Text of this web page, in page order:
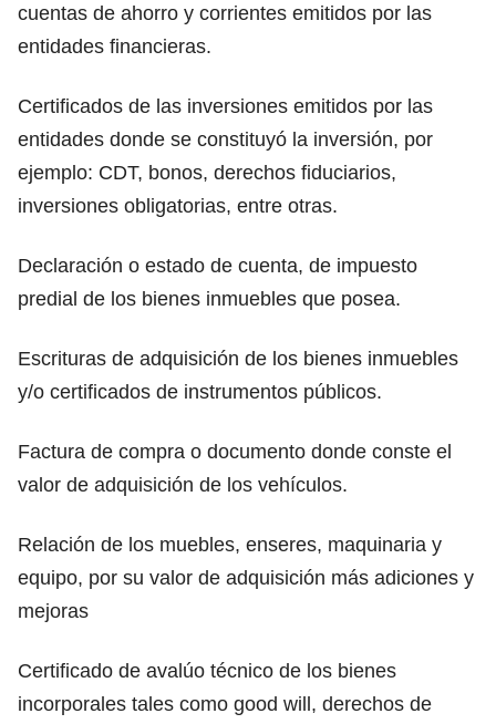
cuentas de ahorro y corrientes emitidos por las
entidades financieras.
Certificados de las inversiones emitidos por las
entidades donde se constituyó la inversión, por
ejemplo: CDT, bonos, derechos fiduciarios,
inversiones obligatorias, entre otras.
Declaración o estado de cuenta, de impuesto
predial de los bienes inmuebles que posea.
Escrituras de adquisición de los bienes inmuebles
y/o certificados de instrumentos públicos.
Factura de compra o documento donde conste el
valor de adquisición de los vehículos.
Relación de los muebles, enseres, maquinaria y
equipo, por su valor de adquisición más adiciones y
mejoras
Certificado de avalúo técnico de los bienes
incorporales tales como good will, derechos de